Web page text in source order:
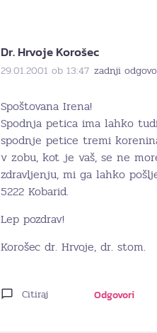
Dr. Hrvoje Korošec
29.01.2001 ob 13:47 zadnji
Spoštovana Irena!
Spodnja petica ima lahko
spodnje petice tremi
v zobu, kot je vaš, se ne
zdravljenju, mi ga lahko
5222 Kobarid.
Lep pozdrav!
Korošec dr. Hrvoje, dr. stom.
Citiraj Odgovori